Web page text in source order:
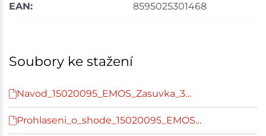
Bystřice
EAN: 8595025301468
Soubory ke stažení
Navod_15020095_EMOS_Zasuvka_3…
Prohlaseni_o_shode_15020095_EMOS…